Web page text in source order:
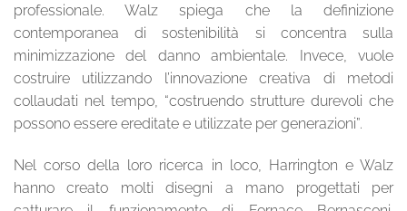
professionale. Walz spiega che la definizione
contemporanea di sostenibilità si concentra sulla
minimizzazione del danno ambientale. Invece, vuole
costruire utilizzando l’innovazione creativa di metodi
collaudati nel tempo, “costruendo strutture durevoli che
possono essere ereditate e utilizzate per generazioni”.
Nel corso della loro ricerca in loco, Harrington e Walz
hanno creato molti disegni a mano progettati per